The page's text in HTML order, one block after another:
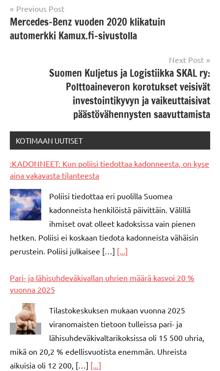
Post
navigation
Previous Post
Mercedes-Benz vuoden 2020 klikatuin
automerkki Kamux.fi-sivustolla
Next Post
Suomen Kuljetus ja Logistiikka SKAL ry:
Polttoaineveron korotukset veisivät
investointikyvyn ja vaikeuttaisivat
päästövähennysten saavuttamista
KOTIMAAN UUTISET
:KADONNEET: Kun poliisi tiedottaa kadonneesta, on kyse
aina vakavasta tilanteesta
Poliisi tiedottaa eri puolilla Suomea
kadonneista henkilöistä päivittäin. Välillä
ihmiset ovat olleet kadoksissa vain pienen
hetken. Poliisi ei koskaan tiedota kadonneista vähäisin
perustein. Poliisi julkaisee […] [...]
Pari- ja lähisuhdeväkivallan uhrien määrä kasvoi 20 %
vuonna 2025
Tilastokeskuksen mukaan vuonna 2025
viranomaisten tietoon tulleissa pari- ja
lähisuhdeväkivaltarikoksissa oli 15 500 uhria,
mikä on 20,2 % edellisvuotista enemmän. Uhreista
aikuisia oli 12 200, […] [...]